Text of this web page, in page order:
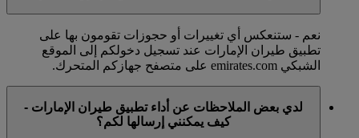
نعم - ستنعكس أي تغييرات أو حجوزات تقومون بها على
تطبيق طيران الإمارات عند تسجيل دخولكم إلى الموقع
الشبكي emirates.com على متصفح جهازكم المتحرك.
لدي بعض الملاحظات عن أداء تطبيق طيران الإمارات -
كيف يمكنني إرسالها لكم؟